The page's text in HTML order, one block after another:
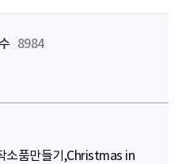
8984
소품만들기,Christmas in